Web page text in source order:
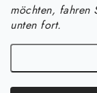
möchten, fahren
unten fort.
Bestellstatus
Anleitung zur
zu Aushärtung,
Wie lange braucht
Anleitung für
Wie man Schmuck